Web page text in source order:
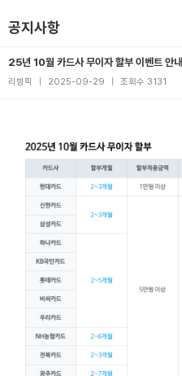
공지사항
25년 10월 카드사 무이자 할부 이벤트 안내
리빙픽 2025-09-29 조회수 3131